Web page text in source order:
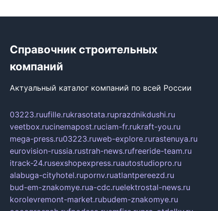
Справочник строительных
компаний
Актуальный каталог компаний по всей России
03223.ruufille.rukrasotata.ruprazdnikdushi.ru
veetbox.rucinemapost.ruciam-fr.rukraft-you.ru
mega-press.ru03223.ruweb-explore.rurastenuya.ru
eurovision-russia.rustrah-news.rufreeride-team.ru
itrack-24.rusexshopexpress.ruautostudiopro.ru
alabuga-cityhotel.rupornv.ruatlantpereezd.ru
bud-em-znakomye.rua-cdc.ruelektrostal-news.ru
korolevremont-market.rubudem-znakomye.ru